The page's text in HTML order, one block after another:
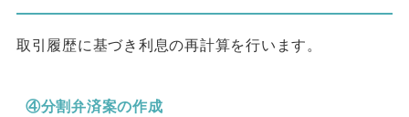
取引履歴に基づき利息の再計算を行います。
④分割弁済案の作成